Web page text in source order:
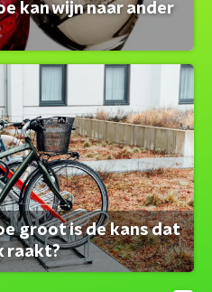
kan wijn naar ander
groot is de kans dat
raakt?